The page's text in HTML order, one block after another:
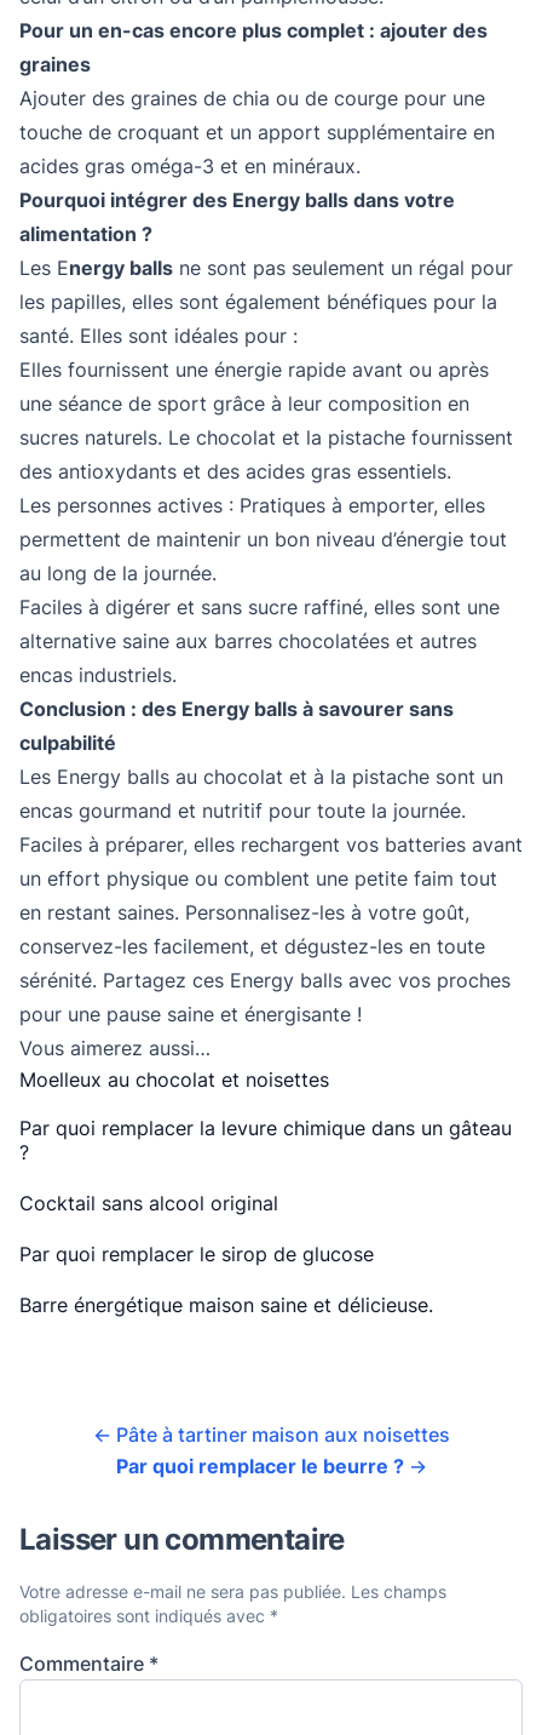
Pour un en-cas encore plus complet : ajouter des
graines
Ajouter des graines de chia ou de courge pour une
touche de croquant et un apport supplémentaire en
acides gras oméga-3 et en minéraux.
Pourquoi intégrer des Energy balls dans votre
alimentation ?
Les Energy balls ne sont pas seulement un régal pour
les papilles, elles sont également bénéfiques pour la
santé. Elles sont idéales pour :
Elles fournissent une énergie rapide avant ou après
une séance de sport grâce à leur composition en
sucres naturels. Le chocolat et la pistache fournissent
des antioxydants et des acides gras essentiels.
Les personnes actives : Pratiques à emporter, elles
permettent de maintenir un bon niveau d’énergie tout
au long de la journée.
Faciles à digérer et sans sucre raffiné, elles sont une
alternative saine aux barres chocolatées et autres
encas industriels.
Conclusion : des Energy balls à savourer sans
culpabilité
Les Energy balls au chocolat et à la pistache sont un
encas gourmand et nutritif pour toute la journée.
Faciles à préparer, elles rechargent vos batteries avant
un effort physique ou comblent une petite faim tout
en restant saines. Personnalisez-les à votre goût,
conservez-les facilement, et dégustez-les en toute
sérénité. Partagez ces Energy balls avec vos proches
pour une pause saine et énergisante !
Vous aimerez aussi…
Moelleux au chocolat et noisettes
Par quoi remplacer la levure chimique dans un gâteau
?
Cocktail sans alcool original
Par quoi remplacer le sirop de glucose
Barre énergétique maison saine et délicieuse.
← Pâte à tartiner maison aux noisettes
Par quoi remplacer le beurre ? →
Laisser un commentaire
Votre adresse e-mail ne sera pas publiée. Les champs
obligatoires sont indiqués avec *
Commentaire *